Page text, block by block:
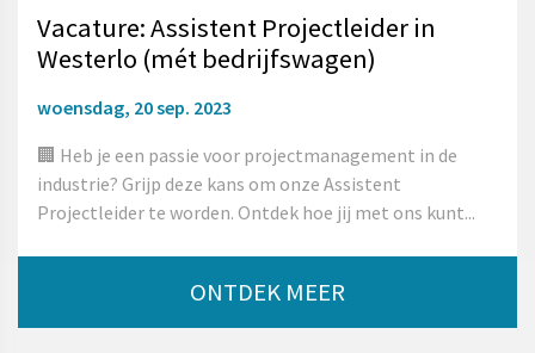
Vacature: Assistent Projectleider in
Westerlo (mét bedrijfswagen)
woensdag, 20 sep. 2023
🏢 Heb je een passie voor projectmanagement in de
industrie? Grijp deze kans om onze Assistent
Projectleider te worden. Ontdek hoe jij met ons kunt...
ONTDEK MEER